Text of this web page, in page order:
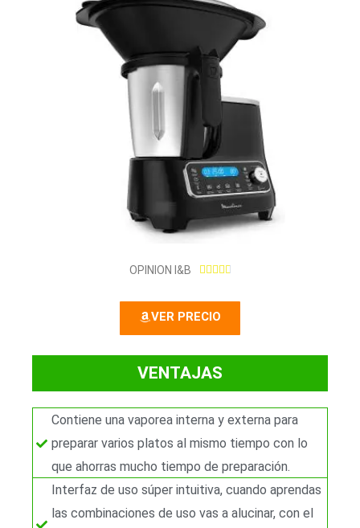
OPINION I&B     4
5
VER PRECIO
VENTAJAS
Contiene una vaporea interna y externa para
preparar varios platos al mismo tiempo con lo
que ahorras mucho tiempo de preparación.
Interfaz de uso súper intuitiva, cuando aprendas
las combinaciones de uso vas a alucinar, con el